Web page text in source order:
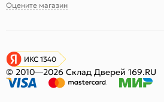
Оцените магазин
ИКС 1340
© 2010—2026 Склад Дверей 169.RU